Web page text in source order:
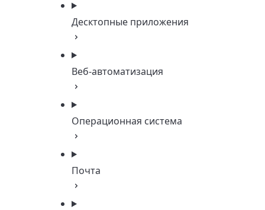
Десктопные приложения
Веб-автоматизация
Операционная система
Почта